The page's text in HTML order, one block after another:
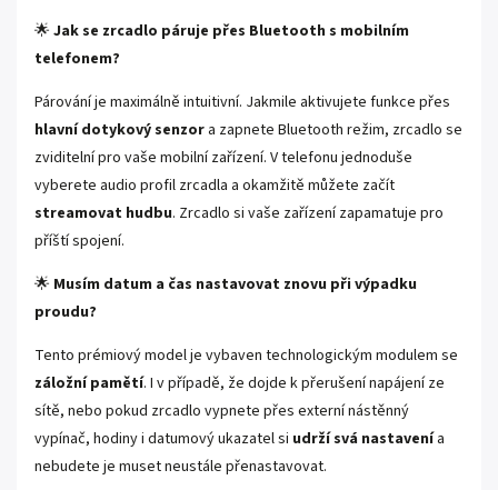
🌟 Jak se zrcadlo páruje přes Bluetooth s mobilním
telefonem?
Párování je maximálně intuitivní. Jakmile aktivujete funkce přes
hlavní dotykový senzor a zapnete Bluetooth režim, zrcadlo se
zviditelní pro vaše mobilní zařízení. V telefonu jednoduše
vyberete audio profil zrcadla a okamžitě můžete začít
streamovat hudbu. Zrcadlo si vaše zařízení zapamatuje pro
příští spojení.
🌟 Musím datum a čas nastavovat znovu při výpadku
proudu?
Tento prémiový model je vybaven technologickým modulem se
záložní pamětí. I v případě, že dojde k přerušení napájení ze
sítě, nebo pokud zrcadlo vypnete přes externí nástěnný
vypínač, hodiny i datumový ukazatel si udrží svá nastavenía
nebudete je muset neustále přenastavovat.